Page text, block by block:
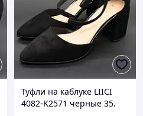
Туфли на каблуке LIICI
4082-K2571 черные 35.